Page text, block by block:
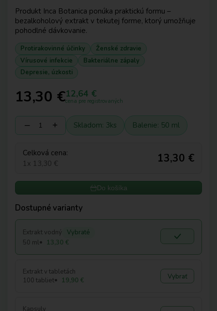
Produkt Inca Botanica ponúka praktickú formu –
bezalkoholový extrakt v tekutej forme, ktorý umožňuje
pohodlné dávkovanie.
Protirakovinné účinky
Ženské zdravie
Vírusové infekcie
Bakteriálne zápaly
Depresie, úzkosti
13,30 €12,64 €
cena pre registrovaných
‒ + Skladom: 3ks Balenie: 50 ml
Celková cena:
1x 13,30 €
13,30 €
Do košíka
Dostupné varianty
Extrakt vodný
Vybraté
50 ml
13,30 €
Extrakt v tabletách
100 tabliet
19,90 € Vybrať